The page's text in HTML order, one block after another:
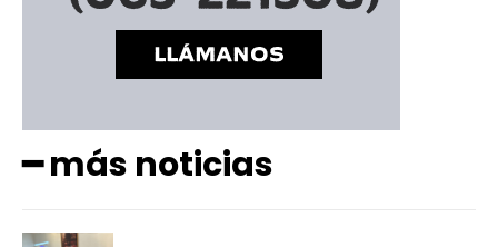
━ más noticias